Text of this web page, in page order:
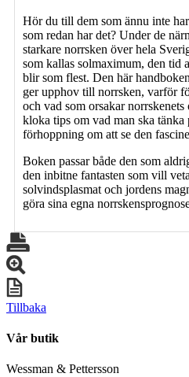
Hör du till dem som ännu inte
som redan har det? Under de
starkare norrsken över hela
som kallas solmaximum, den tid
blir som flest. Den här
ger upphov till norrsken, varför
och vad som orsakar
kloka tips om vad man ska tänka
förhoppning om att se den
Boken passar både den som
den inbitne fantasten som vill
solvindsplasmat och jordens
göra sina egna
Tillbaka
Vår butik
Wessman & Pettersson